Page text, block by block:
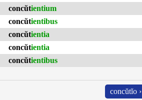
concŭtientium
concŭtientibus
concŭtientia
concŭtientia
concŭtientibus
concŭtĭo ›